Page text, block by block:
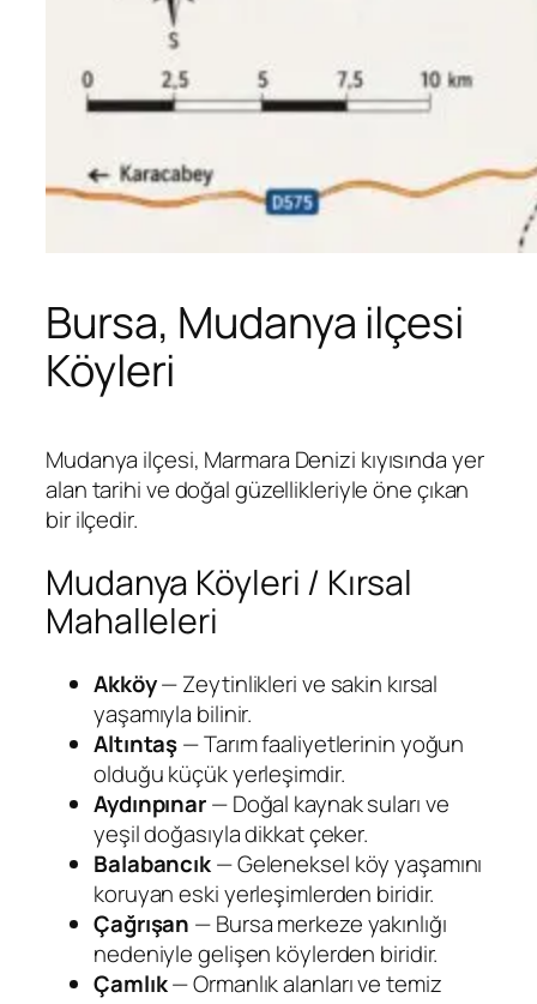
Bursa, Mudanya ilçesi
Köyleri
Mudanya ilçesi, Marmara Denizi kıyısında yer
alan tarihi ve doğal güzellikleriyle öne çıkan
bir ilçedir.
Mudanya Köyleri / Kırsal
Mahalleleri
Akköy— Zeytinlikleri ve sakin kırsal
yaşamıyla bilinir.
Altıntaş— Tarım faaliyetlerinin yoğun
olduğu küçük yerleşimdir.
Aydınpınar— Doğal kaynak suları ve
yeşil doğasıyla dikkat çeker.
Balabancık— Geleneksel köy yaşamını
koruyan eski yerleşimlerden biridir.
Çağrışan — Bursa merkeze yakınlığı
nedeniyle gelişen köylerden biridir.
Çamlık— Ormanlık alanları ve temiz